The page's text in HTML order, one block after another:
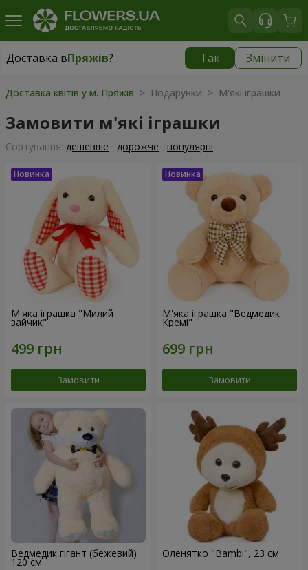
Доставка вПряжів? Так Змінити
Доставка вПряжів|
Доставка квітів у м. Пряжів > Подарунки > М'які іграшки
Замовити м'які іграшки
Сортування: дешевше дорожче популярні
М'яка іграшка "Милий
зайчик"
Замовити
М'яка іграшка "Ведмедик
Кремі"
Замовити
Ведмедик гігант (бежевий)
120 см
Оленятко "Bambi", 23 см